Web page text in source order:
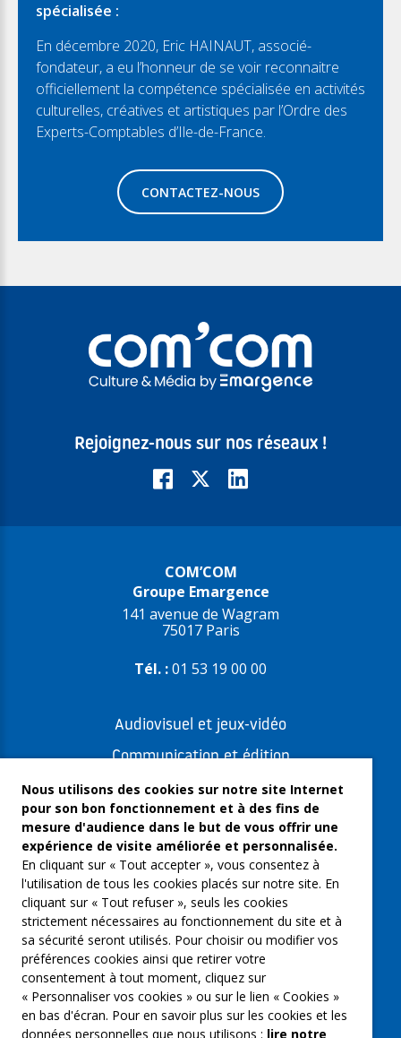
spécialisée :
En décembre 2020, Eric HAINAUT, associé-
fondateur, a eu l’honneur de se voir reconnaitre
officiellement la compétence spécialisée en activités
culturelles, créatives et artistiques par l’Ordre des
Experts-Comptables d’Ile-de-France.
CONTACTEZ-NOUS
Rejoignez-nous sur nos réseaux !
COM’COM
Groupe Emargence
141 avenue de Wagram
75017 Paris
Tél. :01 53 19 00 00
Audiovisuel et jeux-vidéo
Communication et édition
Freelances et artistes-auteurs
Musique et spectacles
Qui sommes-nous ?
Groupe Emargence
C’moi le chef
Actualités
Contactez nous
Mentions légales
Nous utilisons des cookies sur notre site Internet
pour son bon fonctionnement et à des fins de
mesure d'audience dans le but de vous offrir une
expérience de visite améliorée et personnalisée.
En cliquant sur « Tout accepter », vous consentez à
l'utilisation de tous les cookies placés sur notre site. En
cliquant sur « Tout refuser », seuls les cookies
strictement nécessaires au fonctionnement du site et à
sa sécurité seront utilisés. Pour choisir ou modifier vos
préférences cookies ainsi que retirer votre
consentement à tout moment, cliquez sur
« Personnaliser vos cookies » ou sur le lien « Cookies »
en bas d'écran. Pour en savoir plus sur les cookies et les
données personnelles que nous utilisons : lire notre